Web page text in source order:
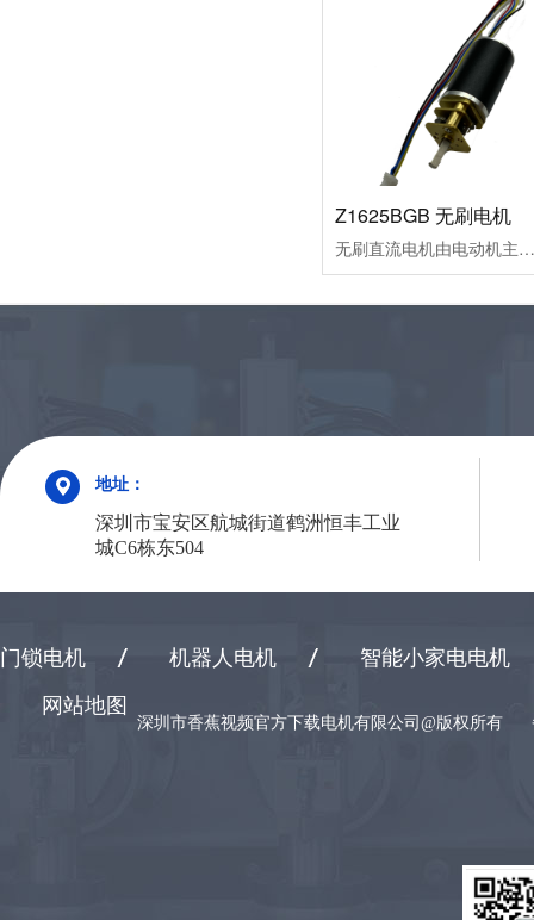
Z1625BGB 无刷电机
无刷直流电机由电动机主体和驱动器组成，是一种典型的机电一体化产品。由于无刷直流电动机是以自控式运行的，所以不会像变频调速下重载启动的同步电机那样在转子上另加启动绕组，也不会在负载突变时产生振荡和失步。无刷直流电动机是采用半导体开关器件来实现电子换向的，即用电子开关器件代替传统的接触式换向器和电刷。它具有可靠性高、无换向火花、机械噪声低等优点，广泛应用于高档录音座、录像机、电子仪器及自动化办公设备中。
地址：
深圳市宝安区航城街道鹤洲恒丰工业
城C6栋东504
门锁电机 机器人电机
智能小家电电机
网站地图
深圳市香蕉视频官方下载电机有限公司@版权所有